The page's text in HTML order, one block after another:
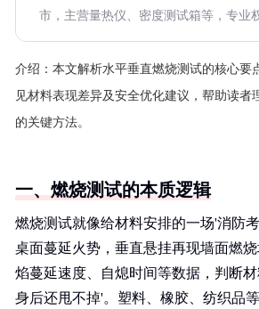
市，主营量热仪、密度测试箱等，专业
介绍： 本文解析水平垂直燃烧测试的核心要
见材料表现差异及安全优化建议，帮助读者
的关键方法。
一、燃烧测试的本质逻辑
燃烧测试就像给材料安排的一场'消防
桌面蔓延火势，垂直悬挂再现墙面燃
焰蔓延速度、自熄时间等数据，判断
身后还甩不掉'。塑料、橡胶、纺织品